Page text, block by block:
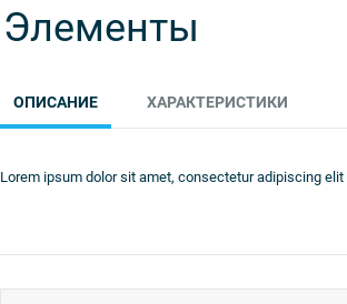
Элементы
ОПИСАНИЕ ХАРАКТЕРИСТИКИ
Lorem ipsum dolor sit amet, consectetur adipiscing elit